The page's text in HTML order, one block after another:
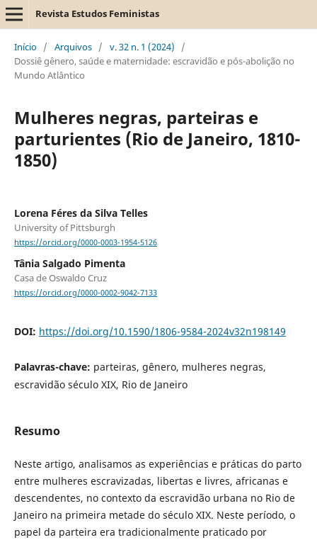
Revista Estudos Feministas
Início / Arquivos / v. 32 n. 1 (2024)
/
Dossiê gênero, saúde e maternidade: escravidão e pós-abolição no
Mundo Atlântico
Mulheres negras, parteiras e
parturientes (Rio de Janeiro, 1810-
1850)
Lorena Féres da Silva Telles
University of Pittsburgh
https://orcid.org/0000-0003-1954-5126
Tânia Salgado Pimenta
Casa de Oswaldo Cruz
https://orcid.org/0000-0002-9042-7133
DOI: https://doi.org/10.1590/1806-9584-2024v32n198149
Palavras-chave: parteiras, gênero, mulheres negras,
escravidão século XIX, Rio de Janeiro
Resumo
Neste artigo, analisamos as experiências e práticas do parto
entre mulheres escravizadas, libertas e livres, africanas e
descendentes, no contexto da escravidão urbana no Rio de
Janeiro na primeira metade do século XIX. Neste período, o
papel da parteira era tradicionalmente praticado por